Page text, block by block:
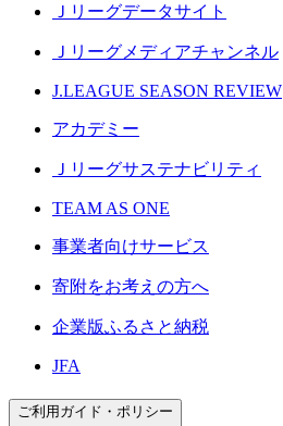
Ｊリーグデータサイト
Ｊリーグメディアチャンネル
J.LEAGUE SEASON REVIEW
アカデミー
Ｊリーグサステナビリティ
TEAM AS ONE
事業者向けサービス
寄附をお考えの方へ
企業版ふるさと納税
JFA
ご利用ガイド・ポリシー